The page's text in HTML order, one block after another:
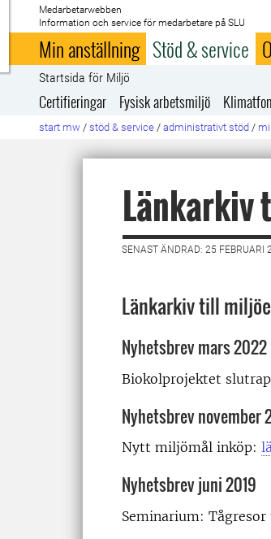
Till startsida
Medarbetarwebben
Information och service för medarbetare på SLU
Min anställning Stöd & service
Startsida för Miljö
Certifieringar Fysisk arbetsmiljö
start mw / stöd & service / administrativt stöd /
Länkarkiv
SENAST ÄNDRAD: 25 FEBRUARI
Länkarkiv till
Nyhetsbrev mars 2022
Biokolprojektet
Nyhetsbrev november
Nytt miljömål inköp:
Nyhetsbrev juni 2019
Seminarium: